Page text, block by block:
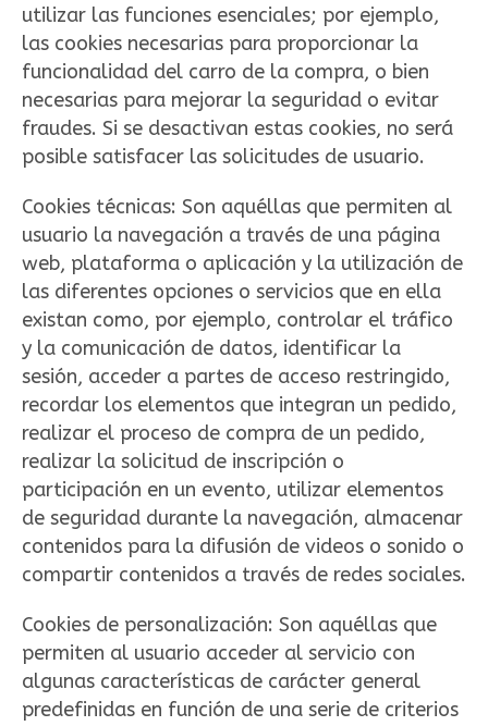
utilizar las funciones esenciales; por ejemplo,
las cookies necesarias para proporcionar la
funcionalidad del carro de la compra, o bien
necesarias para mejorar la seguridad o evitar
fraudes. Si se desactivan estas cookies, no será
posible satisfacer las solicitudes de usuario.
Cookies técnicas: Son aquéllas que permiten al
usuario la navegación a través de una página
web, plataforma o aplicación y la utilización de
las diferentes opciones o servicios que en ella
existan como, por ejemplo, controlar el tráfico
y la comunicación de datos, identificar la
sesión, acceder a partes de acceso restringido,
recordar los elementos que integran un pedido,
realizar el proceso de compra de un pedido,
realizar la solicitud de inscripción o
participación en un evento, utilizar elementos
de seguridad durante la navegación, almacenar
contenidos para la difusión de videos o sonido o
compartir contenidos a través de redes sociales.
Cookies de personalización: Son aquéllas que
permiten al usuario acceder al servicio con
algunas características de carácter general
predefinidas en función de una serie de criterios